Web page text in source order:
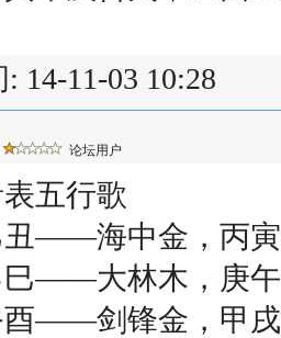
14-11-03 10:28
论坛用户
五行歌
――海中金，丙
――大林木，庚
――剑锋金，甲